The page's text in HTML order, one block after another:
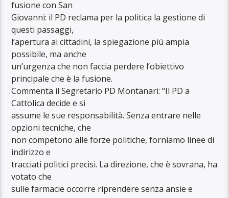
fusione con San
Giovanni: il PD reclama per la politica la gestione di
questi passaggi,
l’apertura ai cittadini, la spiegazione più ampia
possibile, ma anche
un’urgenza che non faccia perdere l’obiettivo
principale che è la fusione.
Commenta il Segretario PD Montanari: “Il PD a
Cattolica decide e si
assume le sue responsabilità. Senza entrare nelle
opzioni tecniche, che
non competono alle forze politiche, forniamo linee di
indirizzo e
tracciati politici precisi. La direzione, che è sovrana, ha
votato che
sulle farmacie occorre riprendere senza ansie e